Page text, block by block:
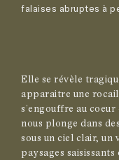
falaises abruptes à
Elle se révèle
apparaitre une
s’engouffre au
nous plonge dans
sous un ciel clair, un
paysages